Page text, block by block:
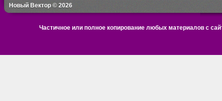
Новый Вектор © 2026
Частичное или полное копирование любых материалов с